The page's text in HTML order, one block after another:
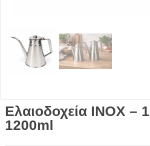
Ελαιοδοχεία ΙΝΟΧ –
1200ml